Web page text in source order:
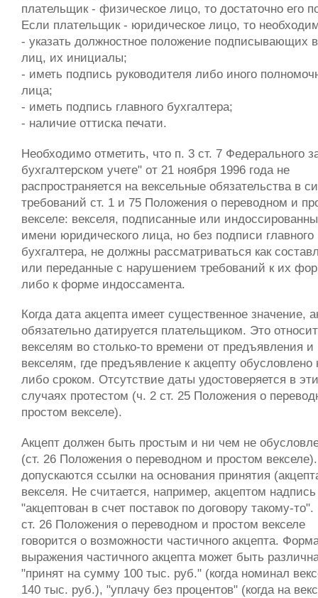
плательщик - физическое лицо, то достаточно его
Если плательщик - юридическое лицо, то
- указать должностное положение подписывающих
лиц, их инициалы;
- иметь подпись руководителя либо иного
лица;
- иметь подпись главного бухгалтера;
- наличие оттиска печати.
Необходимо отметить, что п. 3 ст. 7 Федерального
бухгалтерском учете" от 21 ноября 1996 года не
распространяется на вексельные обязательства в
требований ст. 1 и 75 Положения о переводном и
векселе: векселя, подписанные или
имени юридического лица, но без подписи главного
бухгалтера, не должны рассматриваться как
или переданные с нарушением требований к их
либо к форме индоссамента.
Когда дата акцепта имеет существенное значение,
обязательно датируется плательщиком. Это
векселям во столько-то времени от предъявления и
векселям, где предъявление к акцепту обусловлено
либо сроком. Отсутствие даты удостоверяется в
случаях протестом (ч. 2 ст. 25 Положения о
простом векселе).
Акцепт должен быть простым и ни чем не
(ст. 26 Положения о переводном и простом
допускаются ссылки на основания принятия
векселя. Не считается, например, акцептом надпись
"акцептован в счет поставок по договору такому-
ст. 26 Положения о переводном и простом векселе
говорится о возможности частичного акцепта.
выражения частичного акцепта может быть
"принят на сумму 100 тыс. руб." (когда номинал
140 тыс. руб.), "уплачу без процентов" (когда на